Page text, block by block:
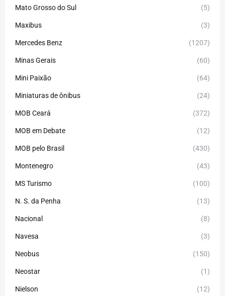
Mato Grosso do Sul (5)
Maxibus (3)
Mercedes Benz (1207)
Minas Gerais (60)
Mini Paixão (64)
Miniaturas de ônibus (24)
MOB Ceará (372)
MOB em Debate (12)
MOB pelo Brasil (430)
Montenegro (43)
MS Turismo (100)
N. S. da Penha (13)
Nacional (8)
Navesa (3)
Neobus (150)
Neostar (1)
Nielson (12)